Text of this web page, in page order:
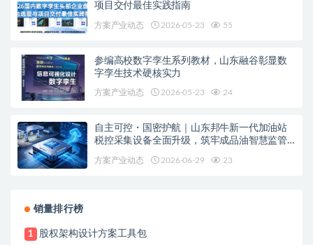
项目交付最佳实践指南
方案产业动态 2026-05-23 55
参编高校数字孪生系列教材，山东融谷彰显数
字孪生技术硬核实力
方案产业动态 2026-05-23 24
自主可控・国密护航｜山东邦牛新一代加油站
税控采集设备全面升级，筑牢成品油智慧监管
方案产业动态 2026-06-29 23
销量排行榜
1 股权架构设计方案工具包